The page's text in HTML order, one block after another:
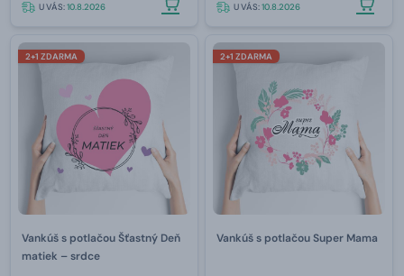
U VÁS:10.8.2026 U VÁS:10.8.2026
2+1 ZDARMA
Vankúš s potlačou Šťastný Deň
matiek – srdce
2+1 ZDARMA
Vankúš s potlačou Super Mama